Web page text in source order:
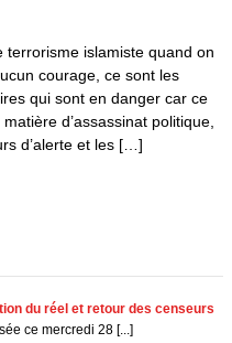
terrorisme islamiste quand on
courage, ce sont les
qui sont en danger car ce
d’assassinat politique,
d’alerte et les […]
du réel et retour des censeurs
ce mercredi 28 [...]